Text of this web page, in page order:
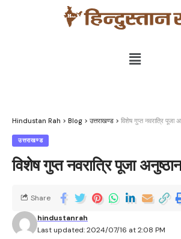
Hindustan Rah > Blog > उत्तराखण्ड > विशेष गुप्त नवरात्रि पूजा
उत्तराखण्ड
विशेष गुप्त नवरात्रि पूजा
Last updated: 2024/07/16 at 2:08 PM
hindustanrah
Share